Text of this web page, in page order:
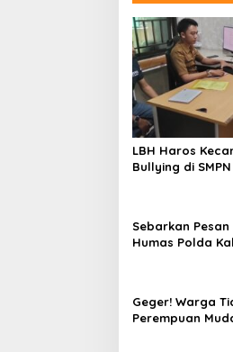
LBH Haros
Bullying di
Sebarkan
Humas Polda
Geger! Warga
Perempuan